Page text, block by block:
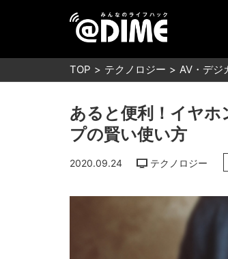
TOP テクノロジー AV・デジ
あると便利！イヤ
プの賢い使い方
2020.09.24 テクノロジー